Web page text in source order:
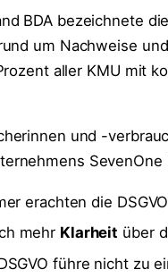
BDA bezeichnete
um Nachweise
aller KMU mit
und -
SevenOne
erachten die
mehr Klarheit über
führe nicht zu